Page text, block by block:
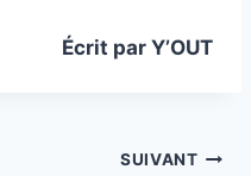
Écrit par Y’OUT
SUIVANT